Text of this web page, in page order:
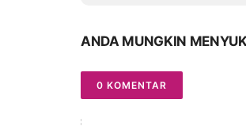
ANDA MUNGKIN
0 KOMENTAR